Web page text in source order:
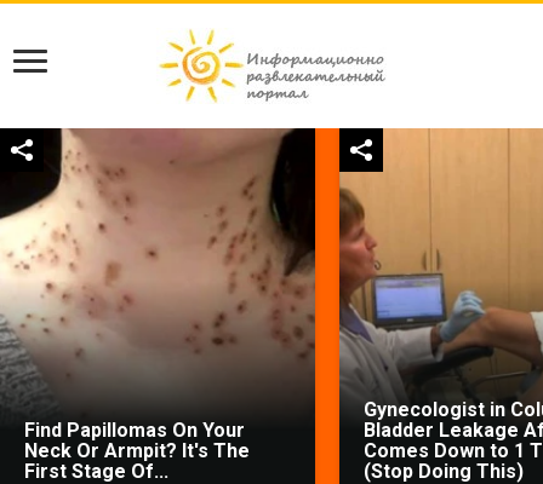
Find Papillomas On Your
Neck Or Armpit? It's The
First Stage Of...
Gynecologist in
Bladder Leakage
Comes Down to 1
(Stop Doing This)